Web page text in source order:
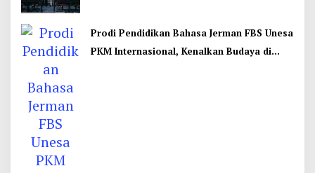
Prodi Pendidikan Bahasa Jerman FBS Unesa
PKM Internasional, Kenalkan Budaya di